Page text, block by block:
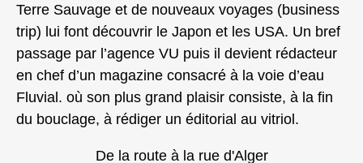
Terre Sauvage et de nouveaux voyages (business
trip) lui font découvrir le Japon et les USA. Un bref
passage par l’agence VU puis il devient rédacteur
en chef d’un magazine consacré à la voie d’eau
Fluvial. où son plus grand plaisir consiste, à la fin
du bouclage, à rédiger un éditorial au vitriol.
De la route à la rue d'Alger